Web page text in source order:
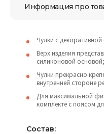
Информация про
Чулки с
Верх изделия
силиконовой основой;
Чулки прекрасно
внутренней стороне
Для максимальной
комплекте с поясом
Состав: